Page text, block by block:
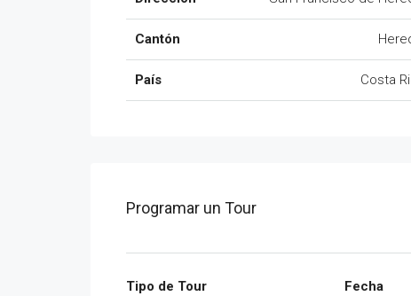
Cantón
País Costa
Programar un Tour
Tipo de Tour Fecha